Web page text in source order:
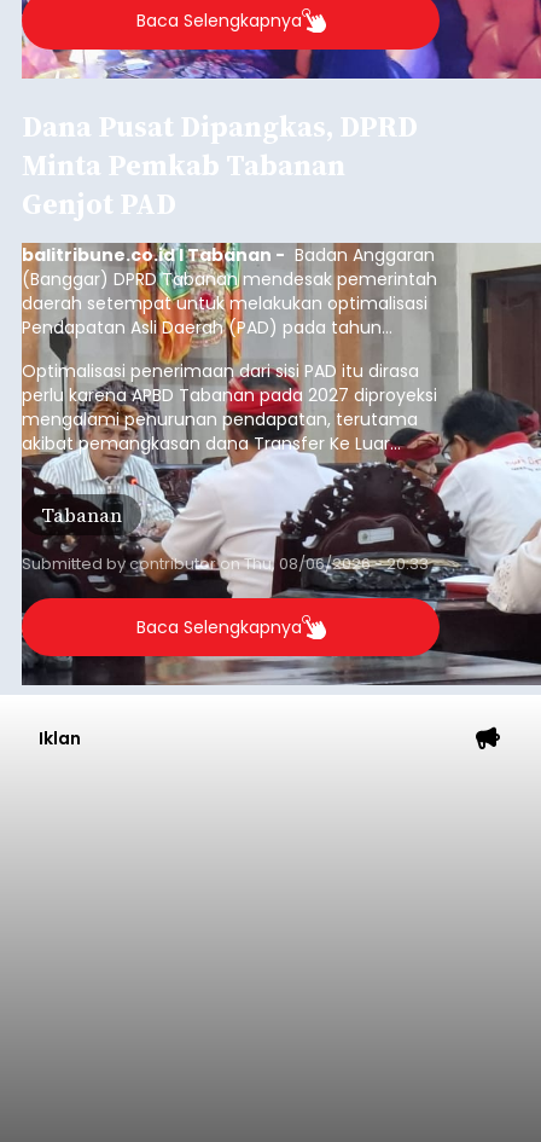
Baca Selengkapnya
Dana Pusat Dipangkas, DPRD
Minta Pemkab Tabanan
Genjot PAD
balitribune.co.id I Tabanan - Badan Anggaran
(Banggar) DPRD Tabanan mendesak pemerintah
daerah setempat untuk melakukan optimalisasi
Pendapatan Asli Daerah (PAD) pada tahun
anggaran 2027.
Optimalisasi penerimaan dari sisi PAD itu dirasa
perlu karena APBD Tabanan pada 2027 diproyeksi
mengalami penurunan pendapatan, terutama
akibat pemangkasan dana Transfer Ke Luar
Daerah (TKD) dari pemerintah pusat.
Tabanan
Submitted bycontributoronThu, 08/06/2026 - 20:33
Baca Selengkapnya
Iklan